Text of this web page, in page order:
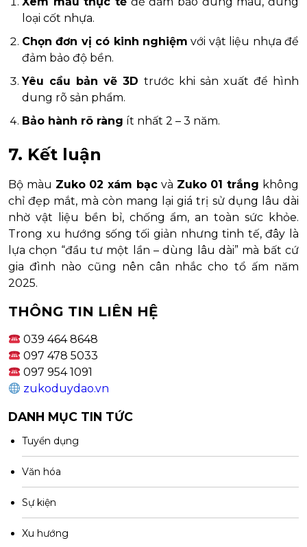
loại cốt nhựa.
Chọn đơn vị có kinh nghiệm với vật liệu nhựa để
đảm bảo độ bền.
Yêu cầu bản vẽ 3D trước khi sản xuất để hình
dung rõ sản phẩm.
Bảo hành rõ ràng ít nhất 2 – 3 năm.
7. Kết luận
Bộ màu Zuko 02 xám bạc và Zuko 01 trắng không
chỉ đẹp mắt, mà còn mang lại giá trị sử dụng lâu dài
nhờ vật liệu bền bỉ, chống ẩm, an toàn sức khỏe.
Trong xu hướng sống tối giản nhưng tinh tế, đây là
lựa chọn “đầu tư một lần – dùng lâu dài” mà bất cứ
gia đình nào cũng nên cân nhắc cho tổ ấm năm
2025.
THÔNG TIN LIÊN HỆ
039 464 8648
097 478 5033
097 954 1091
zukoduydao.vn
DANH MỤC TIN TỨC
Tuyển dụng
Văn hóa
Sự kiện
Xu hướng